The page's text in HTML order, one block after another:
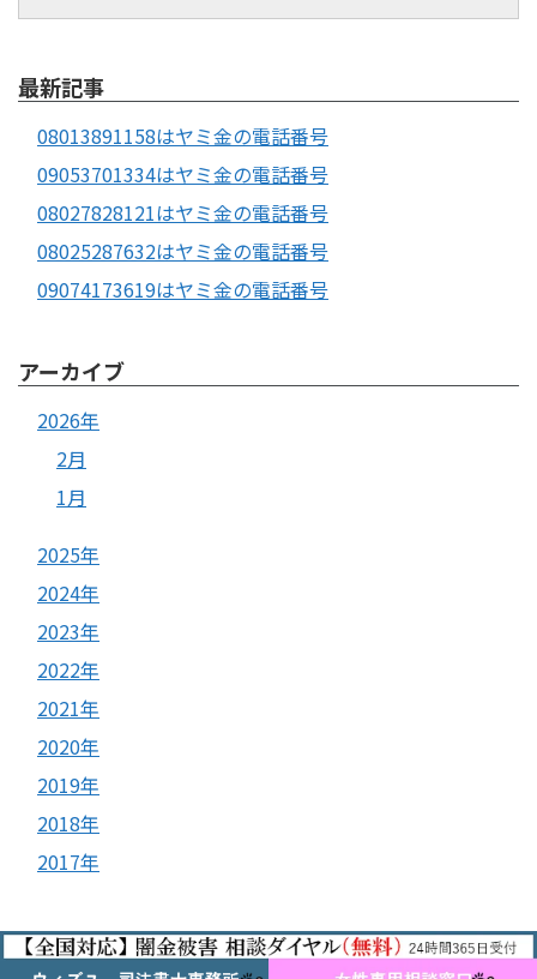
最新記事
08013891158はヤミ金の電話番号
09053701334はヤミ金の電話番号
08027828121はヤミ金の電話番号
08025287632はヤミ金の電話番号
09074173619はヤミ金の電話番号
アーカイブ
2026年
2月
1月
2025年
2024年
2023年
2022年
2021年
2020年
2019年
2018年
2017年